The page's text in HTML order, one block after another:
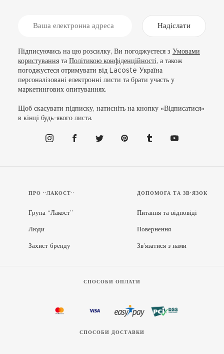
Надіслати
Підписуючись на цю розсилку, Ви погоджуєтеся з Умовами
користуваннята Політикою конфіденційності, а також
погоджуєтеся отримувати від Lacoste Україна
персоналізовані електронні листи та брати участь у
маркетингових опитуваннях.
Щоб скасувати підписку, натисніть на кнопку «Відписатися»
в кінці будь-якого листа.
ПРО “ЛАКОСТ”
Група “Лакост”
Люди
Захист бренду
ДОПОМОГА ТА ЗВ'ЯЗОК
Питання та відповіді
Повернення
Зв’язатися з нами
СПОСОБИ ОПЛАТИ
СПОСОБИ ДОСТАВКИ